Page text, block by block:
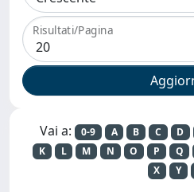
Risultati/Pagina
Vai a: 0-9 A B C D
K
L M N O P Q
X
Y